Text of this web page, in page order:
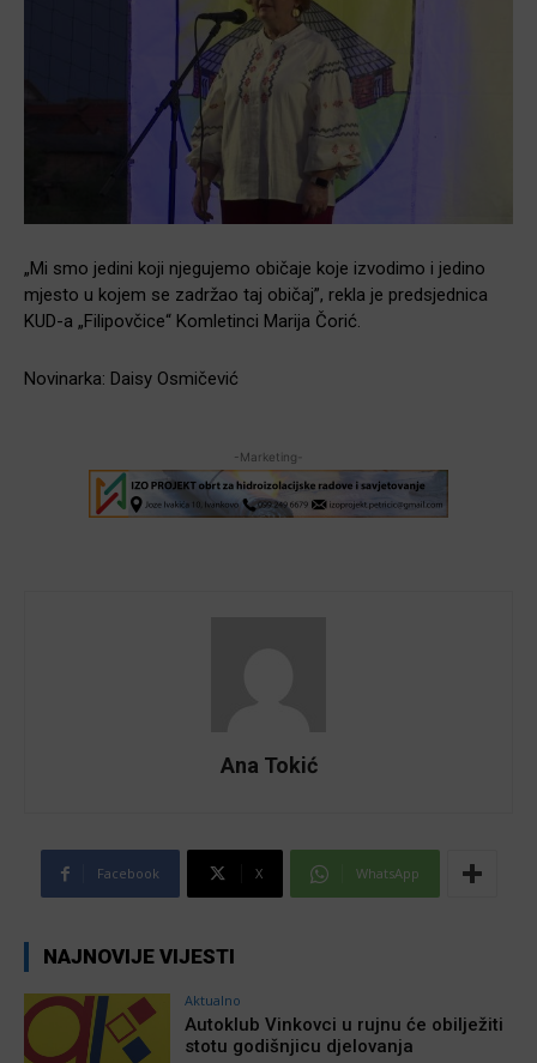
„Mi smo jedini koji njegujemo običaje koje izvodimo i jedino
mjesto u kojem se zadržao taj običaj”, rekla je predsjednica
KUD-a „Filipovčice“ Komletinci Marija Čorić.
Novinarka: Daisy Osmičević
-Marketing-
Ana Tokić
Facebook X WhatsApp
NAJNOVIJE VIJESTI
Aktualno
Autoklub Vinkovci u rujnu će obilježiti
stotu godišnjicu djelovanja